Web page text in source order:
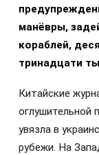
манёвры,
кораблей,
тринадцати
Китайские
оглушительной
увязла в
рубежи. На